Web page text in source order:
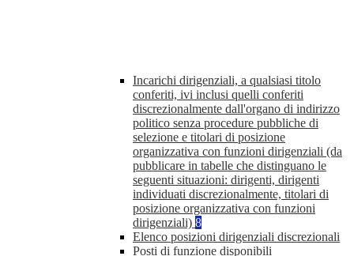
Incarichi dirigenziali, a qualsiasi titolo
conferiti, ivi inclusi quelli conferiti
discrezionalmente dall'organo di indirizzo
politico senza procedure pubbliche di
selezione e titolari di posizione
organizzativa con funzioni dirigenziali (da
pubblicare in tabelle che distinguano le
seguenti situazioni: dirigenti, dirigenti
individuati discrezionalmente, titolari di
posizione organizzativa con funzioni
dirigenziali) 8
Elenco posizioni dirigenziali discrezionali
Posti di funzione disponibili